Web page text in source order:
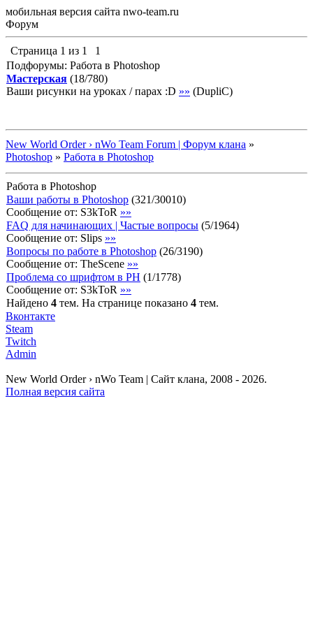
мобильная версия сайта nwo-team.ru
Форум
Страница 1 из 1
1
Подфорумы: Работа в Photoshop
Мастерская (18/780)
Ваши рисунки на уроках / парах :D »» (DupliC)
New World Order › nWo Team Forum | Форум клана »
Photoshop » Работа в Photoshop
Работа в Photoshop
Ваши работы в Photoshop (321/30010)
Сообщение от: S3kToR »»
FAQ для начинающих | Частые вопросы (5/1964)
Сообщение от: Slips »»
Вопросы по работе в Photoshop (26/3190)
Сообщение от: TheScene »»
Проблема со шрифтом в PH (1/1778)
Сообщение от: S3kToR »»
Найдено 4 тем. На странице показано 4 тем.
Вконтакте
Steam
Twitch
Admin
New World Order › nWo Team | Сайт клана, 2008 - 2026.
Полная версия сайта